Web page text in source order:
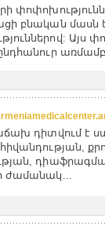
բնական մասն
Այս
դիտվում է
ժամանակ...